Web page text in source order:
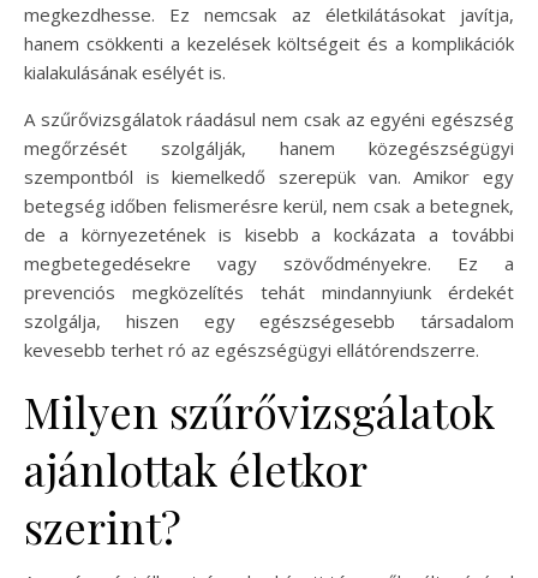
megkezdhesse. Ez nemcsak az életkilátásokat javítja,
hanem csökkenti a kezelések költségeit és a komplikációk
kialakulásának esélyét is.
A szűrővizsgálatok ráadásul nem csak az egyéni egészség
megőrzését szolgálják, hanem közegészségügyi
szempontból is kiemelkedő szerepük van. Amikor egy
betegség időben felismerésre kerül, nem csak a betegnek,
de a környezetének is kisebb a kockázata a további
megbetegedésekre vagy szövődményekre. Ez a
prevenciós megközelítés tehát mindannyiunk érdekét
szolgálja, hiszen egy egészségesebb társadalom
kevesebb terhet ró az egészségügyi ellátórendszerre.
Milyen szűrővizsgálatok
ajánlottak életkor
szerint?